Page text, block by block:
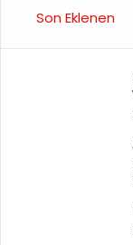
Son Eklenen